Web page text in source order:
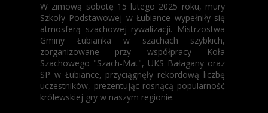
W zimową sobotę 15 lutego 2025 roku, mury
Szkoły Podstawowej w Łubiance wypełniły się
atmosferą szachowej rywalizacji. Mistrzostwa
Gminy Łubianka w szachach szybkich,
zorganizowane przy współpracy Koła
Szachowego "Szach-Mat", UKS Bałagany oraz
SP w Łubiance, przyciągnęły rekordową liczbę
uczestników, prezentując rosnącą popularność
królewskiej gry w naszym regionie.